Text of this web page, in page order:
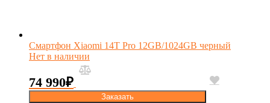
Смартфон Xiaomi 14T Pro 12GB/1024GB черный
Нет в наличии
74 990₽
Заказать